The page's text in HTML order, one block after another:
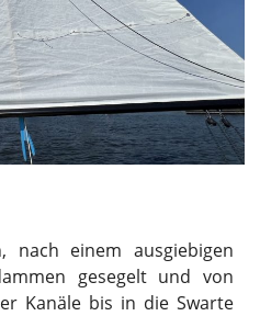
nach einem ausgiebigen
gesegelt und von
Kanäle bis in die Swarte